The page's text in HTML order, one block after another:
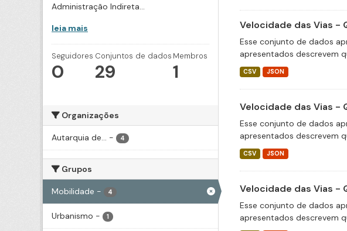
Administração Indireta...
leia mais
Seguidores
0
Conjuntos de dados
29
Membros
1
Organizações
Autarquia de... - 4
Grupos
Mobilidade - 4
Urbanismo - 1
Velocidade das Vias -
Esse conjunto de dados
apresentados descrevem
CSV JSON
Velocidade das Vias -
Esse conjunto de dados
apresentados descrevem
CSV JSON
Velocidade das Vias -
Esse conjunto de dados
apresentados descrevem